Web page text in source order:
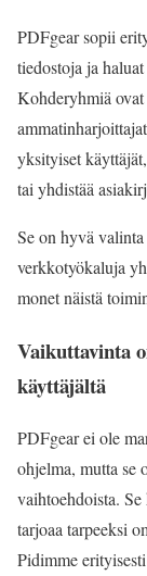
PDFgear sopii
tiedostoja ja
Kohderyhmiä
yksityiset
tai yhdistää
Se on hyvä
verkkotyökaluja
monet näistä
Vaikuttavinta
käyttäjältä
PDFgear ei ole
ohjelma, mutta se
vaihtoehdoista.
tarjoaa tarpeeksi
Pidimme